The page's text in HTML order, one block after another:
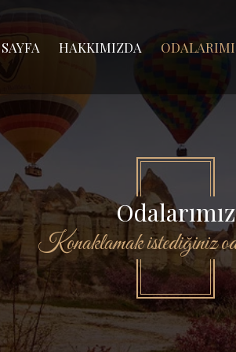
HAKKIMIZDA
Odalarımız
Konaklamak istediğiniz